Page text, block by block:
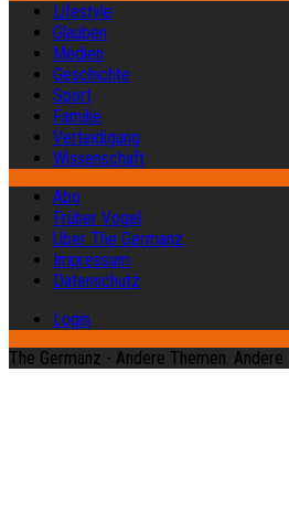
Lifestyle
Glauben
Medien
Geschichte
Sport
Familie
Verteidigung
Wissenschaft
Abo
Früher Vogel
Über The Germanz
Impressum
Datenschutz
Login
The Germanz - Andere Themen.